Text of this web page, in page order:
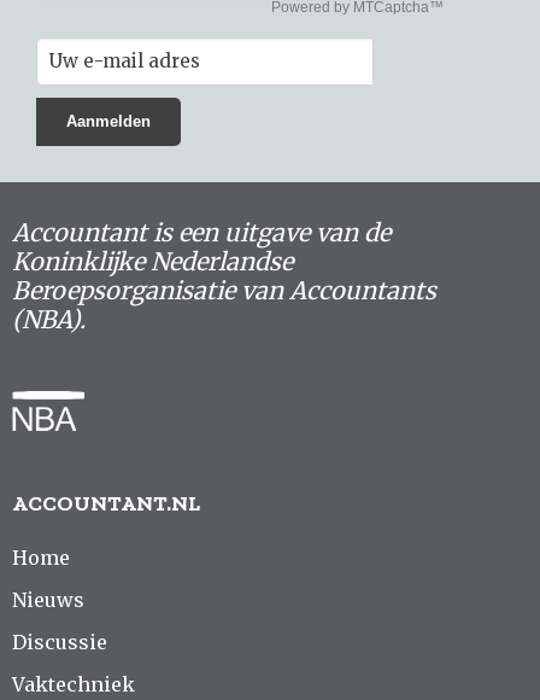
Accountant is een uitgave van de
Koninklijke Nederlandse
Beroepsorganisatie van Accountants
(NBA).
ACCOUNTANT.NL
Home
Nieuws
Discussie
Vaktechniek